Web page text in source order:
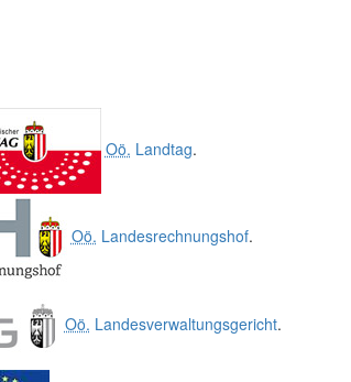
Oö. Landtag.
Oö. Landesrechnungshof.
Oö. Landesverwaltungsgericht.